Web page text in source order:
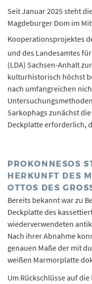
Seit Januar 2025 steht
Magdeburger Dom im
Kooperationsprojektes
und des Landesamtes
(LDA) Sachsen-Anhalt
kulturhistorisch höchst
nach umfangreichen
Sarkophags zunächst
Deckplatte erforderlich,
PROKONNESOS
HERKUNFT DES
OTTOS DES
Bereits bekannt war zu
Deckplatte des
wiederverwendeten
Nach ihrer Abnahme
genauen Maße der mit
weißen Marmorplatte
Um Rückschlüsse auf